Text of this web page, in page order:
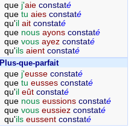
que j'aie constaté
quetuaies constaté
qu'ilait constaté
que nousayons constaté
quevousayez constaté
qu'ilsaient constaté
Plus-que-parfait
que j'eusse constaté
quetueusses constaté
qu'ileût constaté
que nouseussions constaté
quevouseussiez constaté
qu'ilseussent constaté